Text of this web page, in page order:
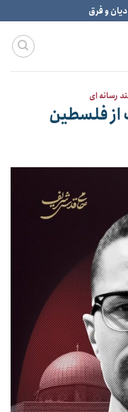
و فرق
رسانه ای
از فلسطین